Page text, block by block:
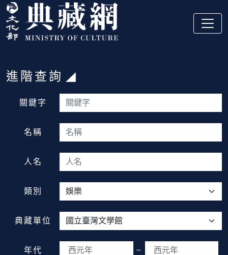
跳到主要內容
:::
:::
進階查詢
關鍵字
名稱
人名
類別
典藏單位
年代 ~